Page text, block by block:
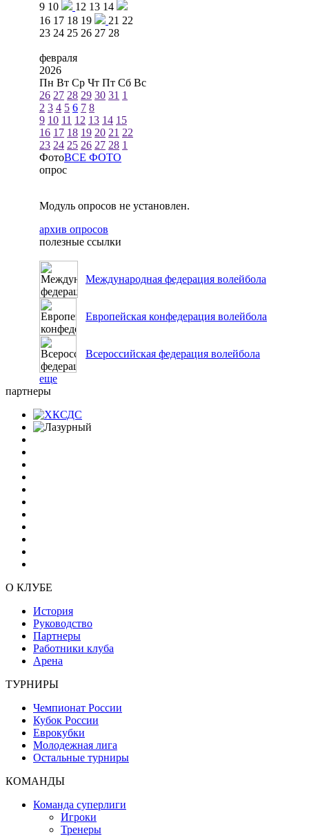
9 10 12 13 14
16 17 18 19 21 22
23 24 25 26 27 28
февраля
2026
Пн Вт Ср Чт Пт Сб Вс
26 27 28 29 30 31 1
2 3 4 5 6 7 8
9 10 11 12 13 14 15
16 17 18 19 20 21 22
23 24 25 26 27 28 1
ФотоВСЕ ФОТО
опрос
Модуль опросов не установлен.
архив опросов
полезные ссылки
Международная федерация волейбола
Европейская конфедерация волейбола
Всероссийская федерация волейбола
еще
партнеры
О КЛУБЕ
История
Руководство
Партнеры
Работники клуба
Арена
ТУРНИРЫ
Чемпионат России
Кубок России
Еврокубки
Молодежная лига
Остальные турниры
КОМАНДЫ
Команда суперлиги
Игроки
Тренеры